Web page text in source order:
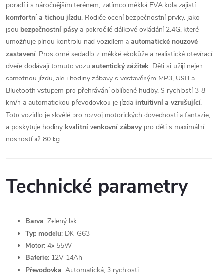
poradí i s náročnějším terénem, zatímco měkká EVA kola zajistí
komfortní a tichou jízdu. Rodiče ocení bezpečnostní prvky, jako
jsou bezpečnostní pásya pokročilé dálkové ovládání 2.4G, které
umožňuje plnou kontrolu nad vozidlem a automatické nouzové
zastavení. Prostorné sedadlo z měkké ekokůže a realistické otevírací
dveře dodávají tomuto vozu autentický zážitek. Děti si užijí nejen
samotnou jízdu, ale i hodiny zábavy s vestavěným MP3, USB a
Bluetooth vstupem pro přehrávání oblíbené hudby. S rychlostí 3-8
km/h a automatickou převodovkou je jízda intuitivní a vzrušující.
Toto vozidlo je skvělé pro rozvoj motorických dovedností a fantazie,
a poskytuje hodiny kvalitní venkovní zábavypro děti s maximální
nosností až 80 kg.
Technické parametry
Barva: Zelený lak
Typ modelu: DK-G63
Motor: 4x 55W
Baterie: 12V 14Ah
Převodovka: Automatická, 3 rychlosti